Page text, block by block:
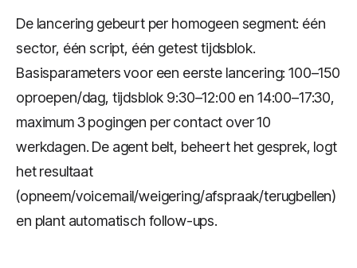
De lancering gebeurt per homogeen segment: één
sector, één script, één getest tijdsblok.
Basisparameters voor een eerste lancering: 100–150
oproepen/dag, tijdsblok 9:30–12:00 en 14:00–17:30,
maximum 3 pogingen per contact over 10
werkdagen. De agent belt, beheert het gesprek, logt
het resultaat
(opneem/voicemail/weigering/afspraak/terugbellen)
en plant automatisch follow-ups.